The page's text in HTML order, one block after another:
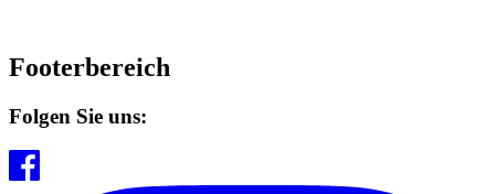
Footerbereich
Folgen Sie uns: